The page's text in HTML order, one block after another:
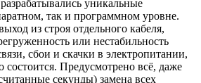
уникальные
так и программном уровне.
из строя отдельного кабеля,
или нестабильность
сбои и скачки в электропитании,
состоится. Предусмотрено всё, даже
секунды) замена всех